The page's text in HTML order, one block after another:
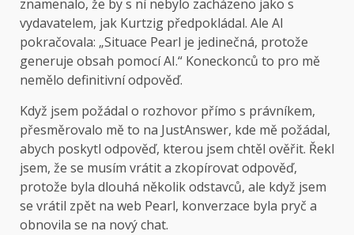
znamenalo, že by s ní nebylo zacházeno jako s
vydavatelem, jak Kurtzig předpokládal. Ale AI
pokračovala: „Situace Pearl je jedinečná, protože
generuje obsah pomocí AI.“ Koneckonců to pro mě
nemělo definitivní odpověď.
Když jsem požádal o rozhovor přímo s právníkem,
přesměrovalo mě to na JustAnswer, kde mě požádal,
abych poskytl odpověď, kterou jsem chtěl ověřit. Řekl
jsem, že se musím vrátit a zkopírovat odpověď,
protože byla dlouhá několik odstavců, ale když jsem
se vrátil zpět na web Pearl, konverzace byla pryč a
obnovila se na nový chat.